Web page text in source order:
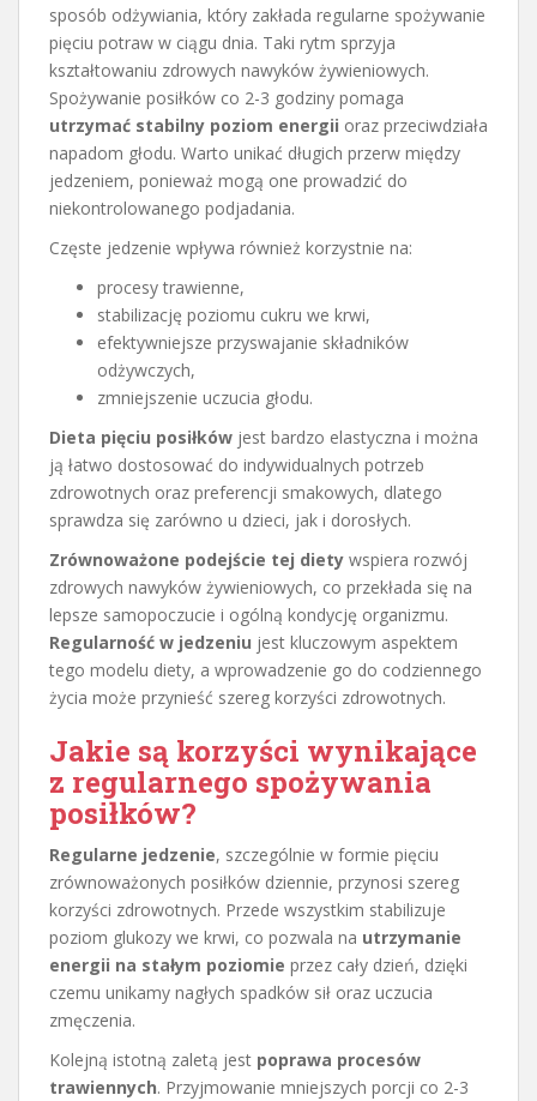
sposób odżywiania, który zakłada regularne spożywanie
pięciu potraw w ciągu dnia. Taki rytm sprzyja
kształtowaniu zdrowych nawyków żywieniowych.
Spożywanie posiłków co 2-3 godziny pomaga
utrzymać stabilny poziom energii oraz przeciwdziała
napadom głodu. Warto unikać długich przerw między
jedzeniem, ponieważ mogą one prowadzić do
niekontrolowanego podjadania.
Częste jedzenie wpływa również korzystnie na:
procesy trawienne,
stabilizację poziomu cukru we krwi,
efektywniejsze przyswajanie składników
odżywczych,
zmniejszenie uczucia głodu.
Dieta pięciu posiłków jest bardzo elastyczna i można
ją łatwo dostosować do indywidualnych potrzeb
zdrowotnych oraz preferencji smakowych, dlatego
sprawdza się zarówno u dzieci, jak i dorosłych.
Zrównoważone podejście tej diety wspiera rozwój
zdrowych nawyków żywieniowych, co przekłada się na
lepsze samopoczucie i ogólną kondycję organizmu.
Regularność w jedzeniu jest kluczowym aspektem
tego modelu diety, a wprowadzenie go do codziennego
życia może przynieść szereg korzyści zdrowotnych.
Jakie są korzyści wynikające
z regularnego spożywania
posiłków?
Regularne jedzenie, szczególnie w formie pięciu
zrównoważonych posiłków dziennie, przynosi szereg
korzyści zdrowotnych. Przede wszystkim stabilizuje
poziom glukozy we krwi, co pozwala na utrzymanie
energii na stałym poziomie przez cały dzień, dzięki
czemu unikamy nagłych spadków sił oraz uczucia
zmęczenia.
Kolejną istotną zaletą jest poprawa procesów
trawiennych. Przyjmowanie mniejszych porcji co 2-3